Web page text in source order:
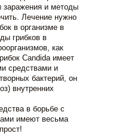
заражения и методы
Лечение нужно
в организме в
грибков в
как
Candida имеет
средствами и
бактерий, он
внутренних
в борьбе с
имеют весьма